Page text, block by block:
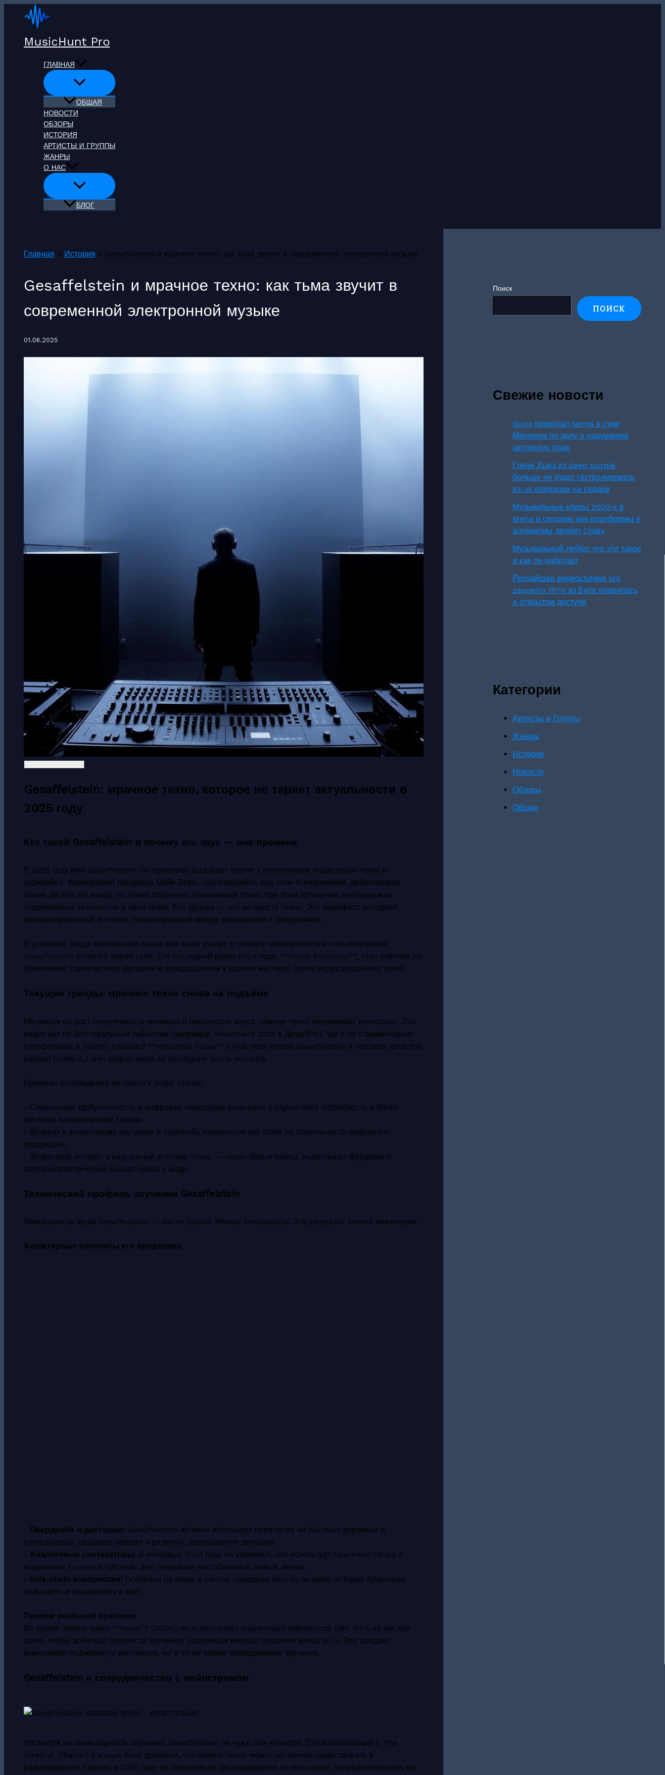
Перейти
MusicHunt Pro
ГЛАВНАЯ
ОБЩАЯ
НОВОСТИ
ОБЗОРЫ
ИСТОРИЯ
АРТИСТЫ И ГРУППЫ
ЖАНРЫ
О НАС
БЛОГ
Главная История Gesaffelstein и мрачное техно: как тьма звучит в современной электронной музыке
Gesaffelstein и мрачное техно: как тьма звучит в
современной электронной музыке
01.06.2025
Gesaffelstein: мрачное техно, которое не теряет актуальности в
2025 году
Кто такой Gesaffelstein и почему его звук — вне времени
В 2025 году имя Gesaffelstein по-прежнему вызывает трепет у поклонников индастриал-техно и
дарквейва. Французский продюсер Майк Леви, скрывающийся под этим псевдонимом, дебютировал
более десяти лет назад, но сумел сохранить узнаваемый стиль, при этом органично интегрировав
современные технологии в свои треки. Его музыка — это не просто техно. Это манифест холодной,
механизированной эстетики, балансирующий между декадансом и футуризмом.
В условиях, когда электронная сцена всё чаще уходит в сторону мелодичности и поп-интеграций,
Gesaffelstein остаётся верен себе. Его последний релиз 2024 года, *“Divine Corrosion”*, стал ответом на
обмягчение сценического звучания и возвращением к корням жёсткого, почти индустриального техно.
Текущие тренды: мрачное техно снова на подъёме
Несмотря на рост популярности минимал и прогрессив хауса, тёмное техно переживает ренессанс. Это
видно как по фестивальным лайнапам (например, Movement 2025 в Детройте), так и по стриминговым
платформам: в Spotify плейлист *“Industrial Pulse”* с участием треков Gesaffelstein и похожих артистов
набрал более 3,2 млн подписчиков за последние шесть месяцев.
Причины возрождения интереса к этому стилю:
- Социальная турбулентность и цифровая перегрузка вызывают у слушателей потребность в более
жёстком, катарсическом саунде.
- Возврат к аналоговому звучанию и «грязной» компрессии как ответ на стерильность цифрового
продакшна.
- Возросший интерес к визуальной эстетике техно — черно-белые клипы, индастриал-футуризм и
постапокалиптический визуал снова в моде.
Технический профиль звучания Gesaffelstein
Уникальность звука Gesaffelstein — это не просто тёмная тональность. Это результат точной инженерии.
Характерные элементы его продакшна:
- Овердрайв и дисторшн: Gesaffelstein активно использует перегрузку на басовых дорожках и
синтезаторах, создавая эффект «грязного», агрессивного звучания.
- Аналоговые синтезаторы: В интервью 2023 года он упомянул, что использует Oberheim OB-Xa и
модульные Eurorack-системы для генерации нестабильных, живых звуков.
- Side-chain компрессия: Особенно на киках и синтах, придавая биту пульсацию, которая буквально
«вдыхает» и «выдыхает» в такт.
Пример реальной практики:
Во время записи трека *“Reset”* (2024), он использовал аналоговый компрессор DBX 160A на мастер-
шине, чтобы добиться плотности звучания, напоминая методы сведения конца 90-х. Это придаёт
композиции подчеркнуто винтажное, но в то же время злободневное звучание.
Gesaffelstein и сотрудничество с мейнстримом
Несмотря на авангардность звучания, Gesaffelstein не чужд поп-культуре. Его коллаборации с The
Weeknd, Pharrell и Kanye West доказали, что тёмное техно может органично существовать в
радиоформате. Однако в 2025 году он сознательно дистанцируется от поп-сцены, сосредоточившись на
Поиск
ПОИСК
Свежие новости
Suno проиграл Gema в суде
Мюнхена по делу о нарушении
авторских прав
Гленн Хьюз из deep purple
больше не будет гастролировать
из-за операции на сердце
Музыкальные клипы 2000‑х в
Mena и сегодня: как платформы и
алгоритмы дробят славу
Музыкальный лейбл: что это такое
и как он работает
Редчайшая видеосъёмка led
zeppelin 1970 из Бата появилась
в открытом доступе
Категории
Артисты и Группы
Жанры
История
Новости
Обзоры
Общая